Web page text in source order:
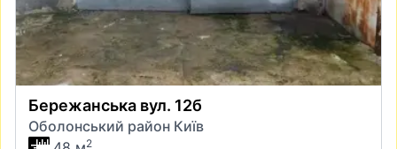
Бережанська вул. 12б
Оболонський район Київ
2